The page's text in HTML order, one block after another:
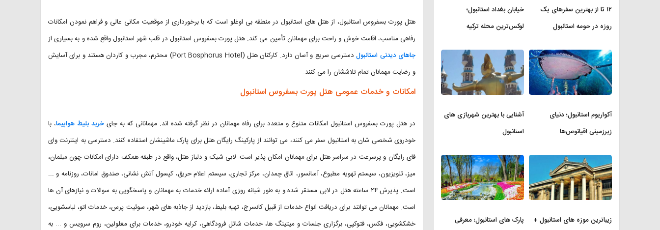
هتل پورت بسفروس استانبول، از هتل های استانبول در منطقه بی اوغلو است که با برخورداری از موقعیت مکانی عالی و فراهم نمودن امکانات
رفاهی مناسب، اقامت خوش و راحت برای مهمانان تأمین می کند. هتل پورت بسفروس استانبول در قلب شهر استانبول واقع شده و به بسیاری از
جاهای دیدنی استانبول
دسترسی سریع و آسان دارد. کارکنان هتل (Port Bosphorus Hotel) محترم، مجرب و کاردان هستند و برای آسایش
و رضایت مهمانان تمام تلاششان را می کنند.
امکانات و خدمات عمومی هتل پورت بسفروس استانبول
در هتل پورت بسفروس استانبول امکانات متنوع و متعدد برای رفاه مهمانان در نظر گرفته شده اند. مهمانانی که به جای خرید بلیط هواپیما، با
خودروی شخصی شان به استانبول سفر می کنند، می توانند از پارکینگ رایگان هتل برای پارک ماشینشان استفاده کنند. دسترسی به اینترنت وای
فای رایگان و پرسرعت در سراسر هتل برای مهمانان امکان پذیر است. لابی شیک و دلباز هتل، واقع در طبقه همکف دارای امکانات چون مبلمان،
میز، تلویزیون، سیستم تهویه مطبوع، آسانسور، اتاق چمدان، مرکز تجاری، سیستم اعلام حریق، کپسول آتش نشانی، صندوق امانات، روزنامه و ...
است. پذیرش ۲۴ ساعته هتل در لابی مستقر شده و به طور شبانه روزی آماده ارائه خدمات به مهمانان و پاسخگویی به سوالات و نیازهای آن ها
است. مهمانان می توانند برای دریافت انواع خدمات از قبیل کانسرج، تهیه بلیط، بازدید از جاذبه های شهر، سوئیت پرس، خدمات اتو، لباسشویی،
خشکشویی، فکس، فتوکپی، برگزاری جلسات و میتینگ ها، خدمات شاتل فرودگاهی، کرایه خودرو، خدمات برای معلولین، روم سرویس و ... به
۱۲ تا از بهترین سفرهای یک
روزه در حومه استانبول
خیابان بغداد استانبول؛
لوکس‌ترین محله ترکیه
آکواریوم استانبول؛ دنیای
زیرزمینی اقیانوس‌ها
آشنایی با بهترین شهربازی های
استانبول
زیباترین موزه‌ های استانبول +
پارک های استانبول؛ معرفی